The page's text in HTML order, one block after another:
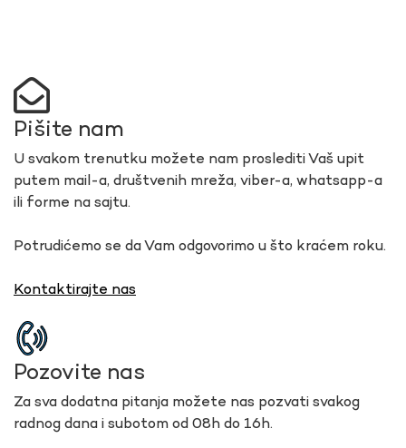
Pišite nam
U svakom trenutku možete nam proslediti Vaš upit
putem mail-a, društvenih mreža, viber-a, whatsapp-a
ili forme na sajtu.
Potrudićemo se da Vam odgovorimo u što kraćem roku.
Kontaktirajte nas
Pozovite nas
Za sva dodatna pitanja možete nas pozvati svakog
radnog dana i subotom od 08h do 16h.